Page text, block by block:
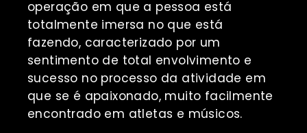
operação em que a pessoa está
totalmente imersa no que está
fazendo, caracterizado por um
sentimento de total envolvimento e
sucesso no processo da atividade em
que se é apaixonado, muito facilmente
encontrado em atletas e músicos.